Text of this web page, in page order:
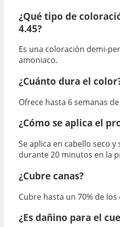
¿Qué tipo de
4.45?
Es una coloración demi-
amoniaco.
¿Cuánto dura el
Ofrece hasta 6 semanas
¿Cómo se aplica el
Se aplica en cabello seco y
durante 20 minutos en la
¿Cubre canas?
Cubre hasta un 70% de
¿Es dañino para el